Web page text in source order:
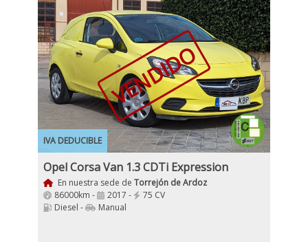
IVA DEDUCIBLE
VENDIDO
Opel Corsa Van 1.3 CDTi Expression
En nuestra sede de Torrejón de Ardoz
86000km -
2017 -
75 CV
Diesel -
Manual